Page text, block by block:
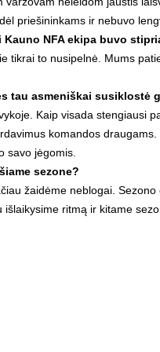
priešininkams ir nebuvo
NFA ekipa buvo
tikrai to nusipelnė. Mums
tau asmeniškai susiklostė
Kaip visada stengiausi
komandos
savo jėgomis.
sezone?
žaidėme neblogai.
ritmą ir kitame
2008 metų